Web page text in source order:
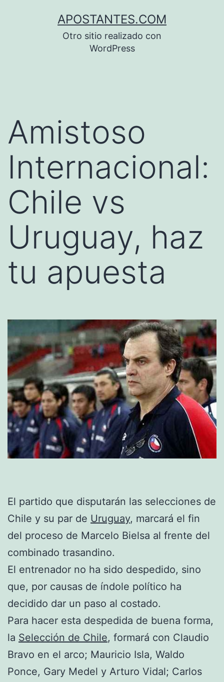
APOSTANTES.COM
Otro sitio realizado con
WordPress
Amistoso
Internacional:
Chile vs
Uruguay, haz
tu apuesta
El partido que disputarán las selecciones de
Chile y su par de Uruguay, marcará el fin
del proceso de Marcelo Bielsa al frente del
combinado trasandino.
El entrenador no ha sido despedido, sino
que, por causas de índole político ha
decidido dar un paso al costado.
Para hacer esta despedida de buena forma,
la Selección de Chile, formará con Claudio
Bravo en el arco; Mauricio Isla, Waldo
Ponce, Gary Medel y Arturo Vidal; Carlos